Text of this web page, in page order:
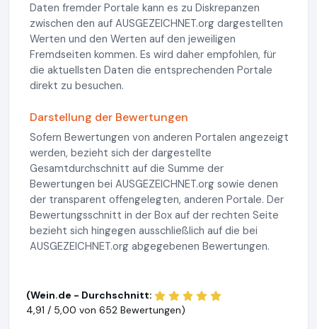
Daten fremder Portale kann es zu Diskrepanzen
zwischen den auf AUSGEZEICHNET.org dargestellten
Werten und den Werten auf den jeweiligen
Fremdseiten kommen. Es wird daher empfohlen, für
die aktuellsten Daten die entsprechenden Portale
direkt zu besuchen.
Darstellung der Bewertungen
Sofern Bewertungen von anderen Portalen angezeigt
werden, bezieht sich der dargestellte
Gesamtdurchschnitt auf die Summe der
Bewertungen bei AUSGEZEICHNET.org sowie denen
der transparent offengelegten, anderen Portale. Der
Bewertungsschnitt in der Box auf der rechten Seite
bezieht sich hingegen ausschließlich auf die bei
AUSGEZEICHNET.org abgegebenen Bewertungen.
(Wein.de - Durchschnitt:
4,91 / 5,00 von 652 Bewertungen)